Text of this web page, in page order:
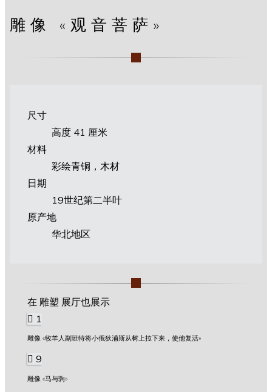
雕像 «观音菩萨»
尺寸
高度 41 厘米
材料
彩绘青铜，木材
日期
19世纪第二半叶
原产地
华北地区
在 雕塑 展厅也展示
1
雕像 «牧羊人副班特将小俄狄浦斯从树上拉下来，使他复活»
9
雕像 «马与驹»